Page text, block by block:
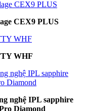
CEX9 PLUS
WHF
nghệ IPL sapphire
Diamond